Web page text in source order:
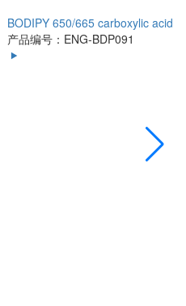
BODIPY 650/665 carboxylic acid
产品编号：ENG-BDP091